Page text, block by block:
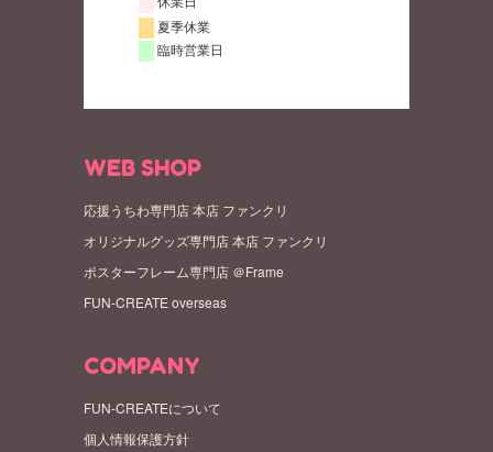
WEB SHOP
応援うちわ専門店 本店 ファンクリ
オリジナルグッズ専門店 本店 ファンクリ
ポスターフレーム専門店 ＠Frame
FUN-CREATE overseas
COMPANY
FUN-CREATEについて
個人情報保護方針